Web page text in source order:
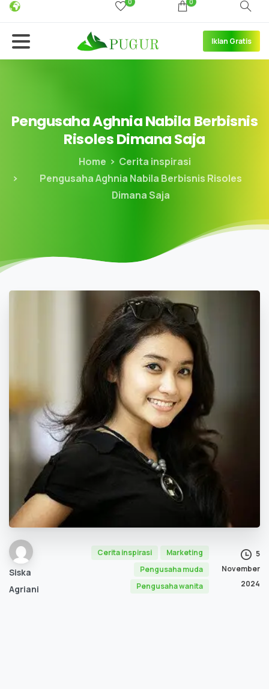
0 0
Iklan Gratis
PengusahaAghniaNabila Berbisnis
RisolesDimanaSaja
Home
Cerita inspirasi
Pengusaha Aghnia Nabila Berbisnis Risoles
Dimana Saja
Siska
Agriani
Cerita inspirasi
Marketing
Pengusaha muda
Pengusaha wanita
5
November
2024